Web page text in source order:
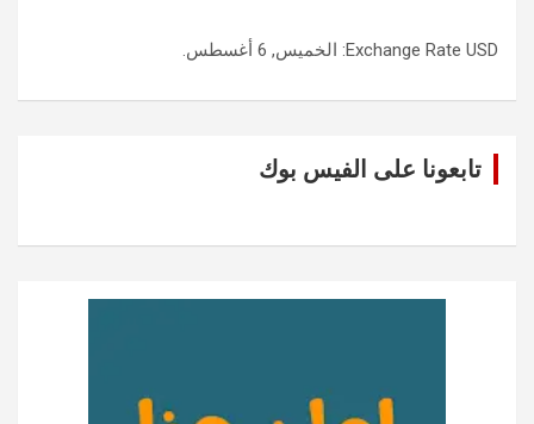
Exchange Rate USD : الخميس, 6 أغسطس.
تابعونا على الفيس بوك